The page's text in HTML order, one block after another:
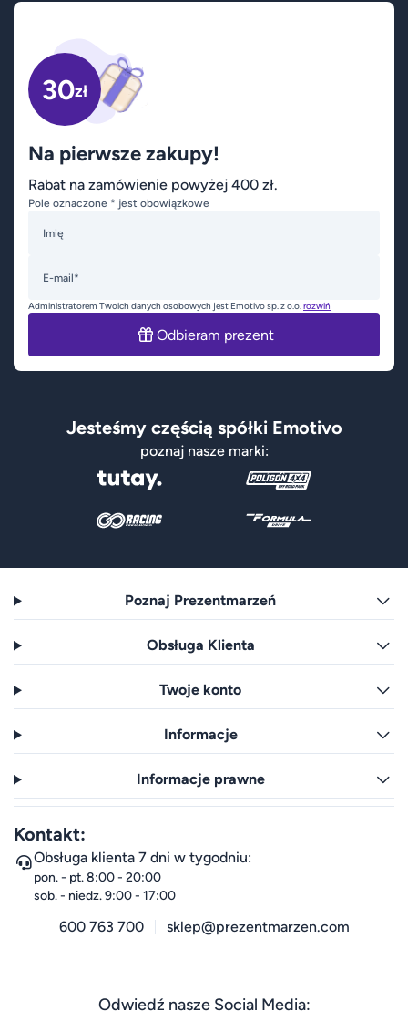
30zł
Na pierwsze zakupy!
Rabat na zamówienie powyżej 400 zł.
Pole oznaczone * jest obowiązkowe
Imię
E-mail*
Administratorem Twoich danych osobowych jest Emotivo sp. z o.o.rozwiń
Odbieram prezent
Jesteśmy częścią spółki Emotivo
poznaj nasze marki:
Poznaj Prezentmarzeń
Obsługa Klienta
Twoje konto
Informacje
Informacje prawne
Kontakt:
Obsługa klienta 7 dni w tygodniu:
pon. - pt. 8:00 - 20:00
sob. - niedz. 9:00 - 17:00
600 763 700 sklep@prezentmarzen.com
Odwiedź nasze Social Media: